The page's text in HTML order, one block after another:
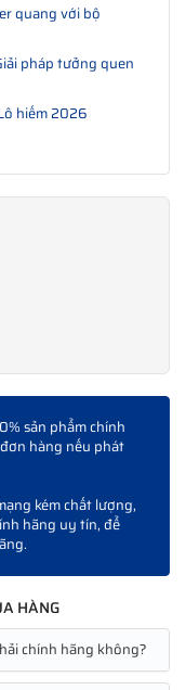
quang với bộ
pháp tưởng quen
hiếm 2026
sản phẩm chính
hàng nếu phát
kém chất lượng,
hãng uy tín, để
HÀNG
chính hãng không?